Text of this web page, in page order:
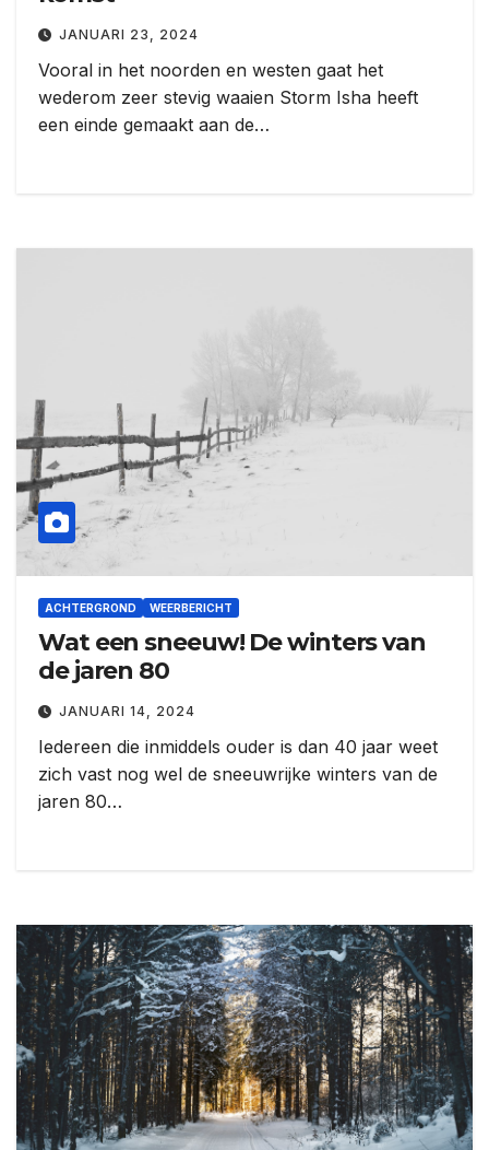
JANUARI 23, 2024
Vooral in het noorden en westen gaat het
wederom zeer stevig waaien Storm Isha heeft
een einde gemaakt aan de…
ACHTERGROND WEERBERICHT
Wat een sneeuw! De winters van
de jaren 80
JANUARI 14, 2024
Iedereen die inmiddels ouder is dan 40 jaar weet
zich vast nog wel de sneeuwrijke winters van de
jaren 80…